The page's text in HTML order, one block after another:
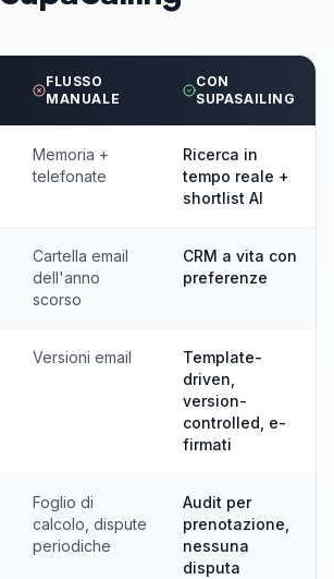
FLUSSO
MANUALE
CON
SUPASAILING
Memoria +
telefonate
Ricerca in
tempo reale +
shortlist AI
Cartella email
dell'anno
scorso
CRM a vita con
preferenze
Versioni email
Template-
driven,
version-
controlled, e-
firmati
Foglio di
calcolo, dispute
periodiche
Audit per
prenotazione,
nessuna
disputa